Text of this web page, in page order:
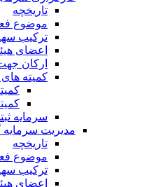
تاریخچه
موضوع
ترکیب
اعضای
ارکان
کمیته
سرمایه
مدیریت سرمایه
تاریخچه
موضوع
ترکیب
اعضای